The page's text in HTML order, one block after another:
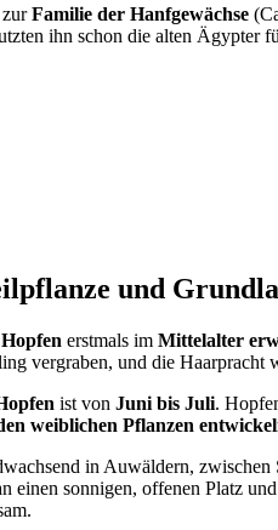
zurFamilie der Hanfgewächse
ihn schon die alten Ägypter
und
erstmals im Mittelalter
vergraben, und die Haarpracht
ist von Juni bis Juli.
weiblichen Pflanzen
in Auwäldern, zwischen
einen sonnigen, offenen Platz